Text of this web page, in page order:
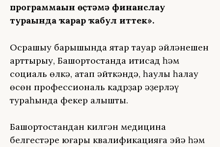
программаһын өҫтәмә финанслау
тураһында ҡарар ҡабул иттек».
Осрашыу барышында яҡтар тауар әйләнешен
арттырыу, Башҡортостанда иҡтисад һәм
социаль өлкә, атап әйткәндә, һаулыҡ һаҡлау
өсөн профессиональ кадрҙар әҙерләү
тураһында фекер алышты.
Башҡортостандан килгән медицина
белгестәре юғары квалификацияға эйә һәм